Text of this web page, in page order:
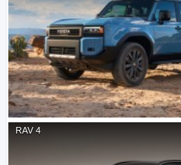
RAV 4